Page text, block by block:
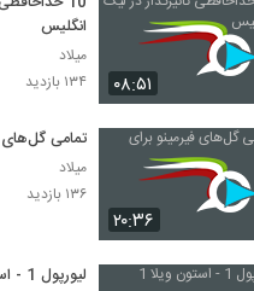
۰۸:۵۱
انگلیس
میلاد
۱۳۴ بازدید
۲۰:۳۶
تمامی گل‌‎های فیرمینو برای لیورپول
میلاد
۱۳۶ بازدید
لیورپول 1 - استون ویلا 1